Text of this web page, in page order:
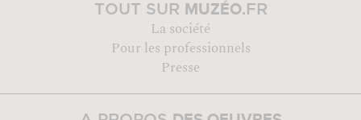
TOUT SUR MUZÉO.FR
La société
Pour les professionnels
Presse